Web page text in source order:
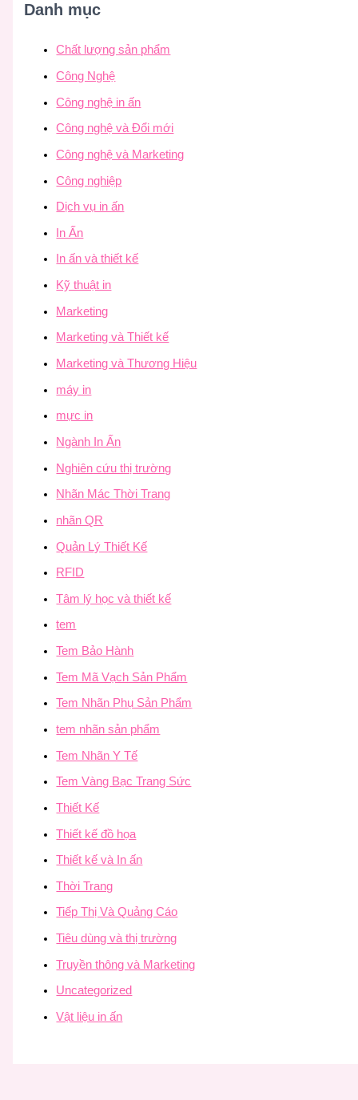
Danh mục
Chất lượng sản phẩm
Công Nghệ
Công nghệ in ấn
Công nghệ và Đổi mới
Công nghệ và Marketing
Công nghiệp
Dịch vụ in ấn
In Ấn
In ấn và thiết kế
Kỹ thuật in
Marketing
Marketing và Thiết kế
Marketing và Thương Hiệu
máy in
mực in
Ngành In Ấn
Nghiên cứu thị trường
Nhãn Mác Thời Trang
nhãn QR
Quản Lý Thiết Kế
RFID
Tâm lý học và thiết kế
tem
Tem Bảo Hành
Tem Mã Vạch Sản Phẩm
Tem Nhãn Phụ Sản Phẩm
tem nhãn sản phẩm
Tem Nhãn Y Tế
Tem Vàng Bạc Trang Sức
Thiết Kế
Thiết kế đồ họa
Thiết kế và In ấn
Thời Trang
Tiếp Thị Và Quảng Cáo
Tiêu dùng và thị trường
Truyền thông và Marketing
Uncategorized
Vật liệu in ấn